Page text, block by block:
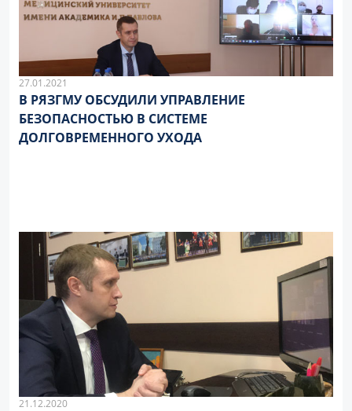
27.01.2021
В РЯЗГМУ ОБСУДИЛИ УПРАВЛЕНИЕ
БЕЗОПАСНОСТЬЮ В СИСТЕМЕ
ДОЛГОВРЕМЕННОГО УХОДА
21.12.2020